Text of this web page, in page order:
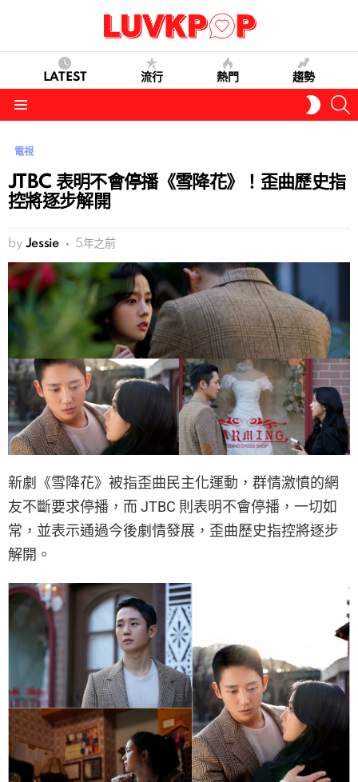
LATEST 流行 熱門 趨勢
SKIN
電視
JTBC 表明不會停播《雪降花》！歪曲歷史指
控將逐步解開
by Jessie 5年之前
新劇《雪降花》被指歪曲民主化運動，群情激憤的網
友不斷要求停播，而 JTBC 則表明不會停播，一切如
常，並表示通過今後劇情發展，歪曲歷史指控將逐步
解開。